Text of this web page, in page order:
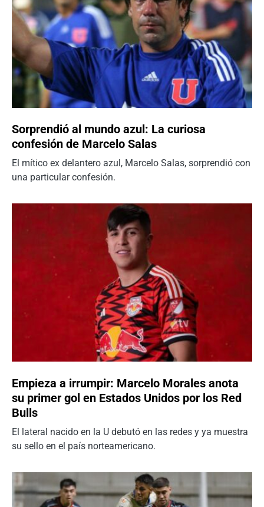
Sorprendió al mundo azul: La curiosa
confesión de Marcelo Salas
El mítico ex delantero azul, Marcelo Salas, sorprendió con
una particular confesión.
Empieza a irrumpir: Marcelo Morales anota
su primer gol en Estados Unidos por los Red
Bulls
El lateral nacido en la U debutó en las redes y ya muestra
su sello en el país norteamericano.